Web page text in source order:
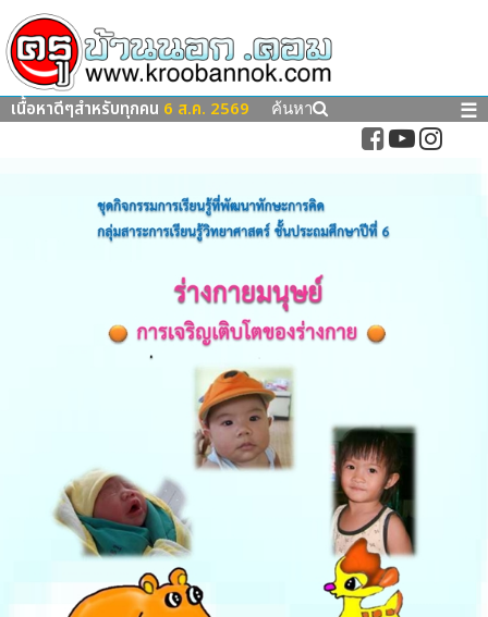
เนื้อหาดีๆสำหรับทุกคน 6 ส.ค. 2569 ค้นหา ☰